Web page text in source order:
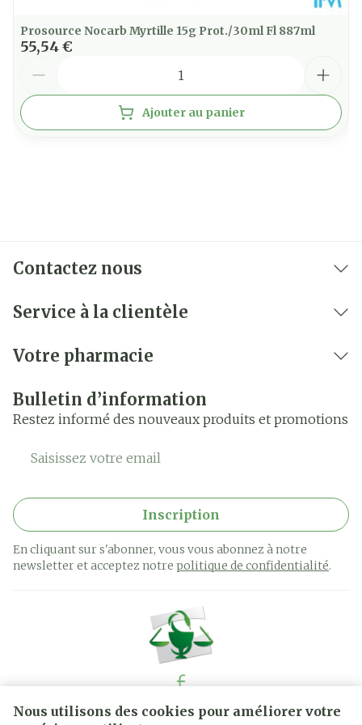
Nous utilisons des cookies pour améliorer votre
Prosource Nocarb Myrtille 15g Prot./30ml Fl 887ml
55,54 €
Ajouter au panier
Contactez nous
Service à la clientèle
Votre pharmacie
Bulletin d’information
Restez informé des nouveaux produits et promotions
Adresse mail
Inscription
En cliquant sur s'abonner, vous vous abonnez à notre
newsletter et acceptez notre politique de confidentialité.